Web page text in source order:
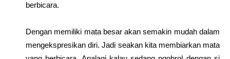
berbicara.
Dengan memiliki mata besar akan semakin mudah dalam
mengekspresikan diri. Jadi seakan kita membiarkan mata